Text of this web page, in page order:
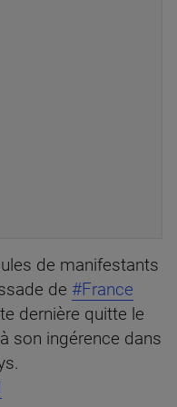
de manifestants
de #France
dernière quitte le
son ingérence dans